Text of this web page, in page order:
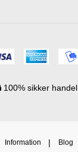
100% sikker handel
Information Blog